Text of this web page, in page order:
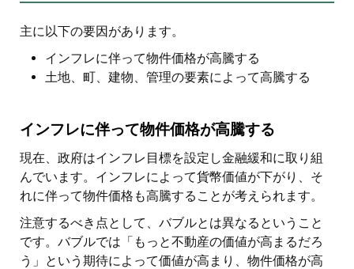
主に以下の要因があります。
インフレに伴って物件価格が高騰する
土地、町、建物、管理の要素によって高騰する
インフレに伴って物件価格が高騰する
現在、政府はインフレ目標を設定し金融緩和に取り組
んでいます。インフレによって貨幣価値が下がり、そ
れに伴って物件価格も高騰することが考えられます。
注意するべき点として、バブルとは異なるということ
です。バブルでは「もっと不動産の価値が高まるだろ
う」という期待によって価値が高まり、物件価格が高